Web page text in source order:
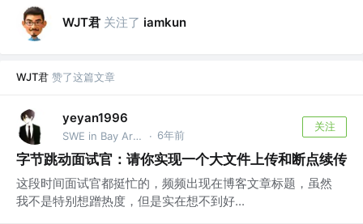
WJT君 关注了 iamkun
WJT君 赞了这篇文章
yeyan1996
SWE in Bay Area @TikTok · 6年前
关注
字节跳动面试官：请你实现一个大文件上传和断点续传
这段时间面试官都挺忙的，频频出现在博客文章标题，虽然
我不是特别想蹭热度，但是实在想不到好...